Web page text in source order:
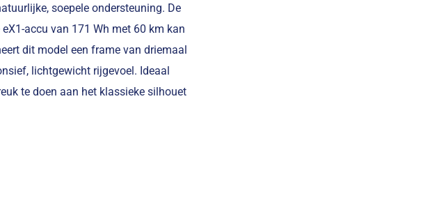
soepele ondersteuning. De
accu van 171 Wh met 60 km kan
dit model een frame van driemaal
lichtgewicht rijgevoel. Ideaal
te doen aan het klassieke silhouet